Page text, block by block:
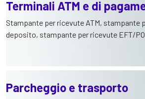
Terminali ATM e di
Stampante per ricevute ATM, stampante
deposito, stampante per ricevute EFT/
Parcheggio e trasporto